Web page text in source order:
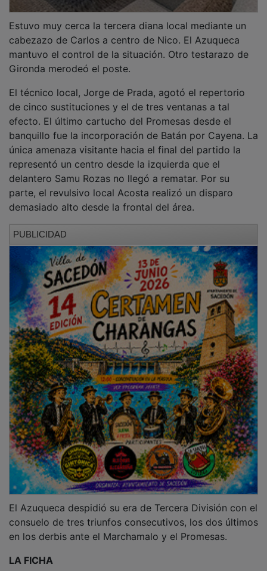
El Azuqueca despidió su era de Tercera División con el
consuelo de tres triunfos consecutivos, los dos últimos
en los derbis ante el Marchamalo y el Promesas.
LA FICHA
Azuqueca: Sebas; Jordán, Gironda, Beltre (Vega, min.
69), Hervías; Cachorro (Sanjo, min. 83), Carlos; Nico
(Acosta, min. 77), Javi Redondo (Solcan, min. 77), Iker
Liaño (Moussa, min. 69); y Bamba.
Deportivo Promesas: Popi; Dolado (Nacho Mayo, min.
56), Gabino, Fidalgo; Sergio Espejo (Verdú, min. 56);
Cayena (Batán, min. 74), Buedo (Nico Triguero, min.
56), Peñarando, Manu Román (Jaime Rojo, min. 56),
Expósito; y Samu Rozas.
Árbitro: Suárez Iglesias (Toledo). Enseñó tarjeta
amarilla a los locales Beltre y Cachorro.
Goles: 1-0 Cachorro (min. 45). 2-0 Iker Liaño (min.
50).